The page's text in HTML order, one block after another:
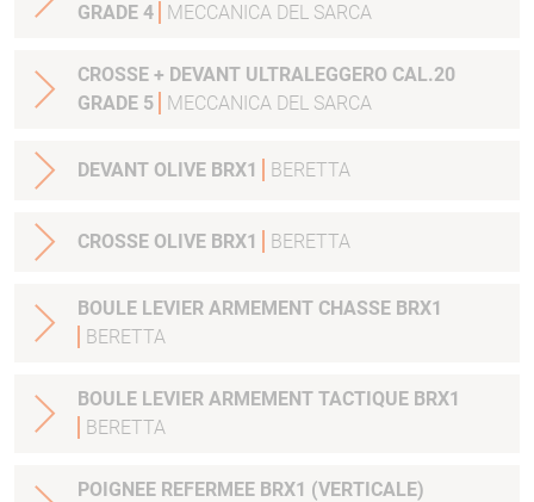
GRADE 4
MECCANICA DEL SARCA
CROSSE + DEVANT ULTRALEGGERO CAL.20
GRADE 5
MECCANICA DEL SARCA
DEVANT OLIVE BRX1 BERETTA
CROSSE OLIVE BRX1 BERETTA
BOULE LEVIER ARMEMENT CHASSE BRX1
BERETTA
BOULE LEVIER ARMEMENT TACTIQUE BRX1
BERETTA
POIGNEE REFERMEE BRX1 (VERTICALE)